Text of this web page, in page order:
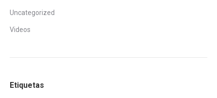
Uncategorized
Videos
Etiquetas